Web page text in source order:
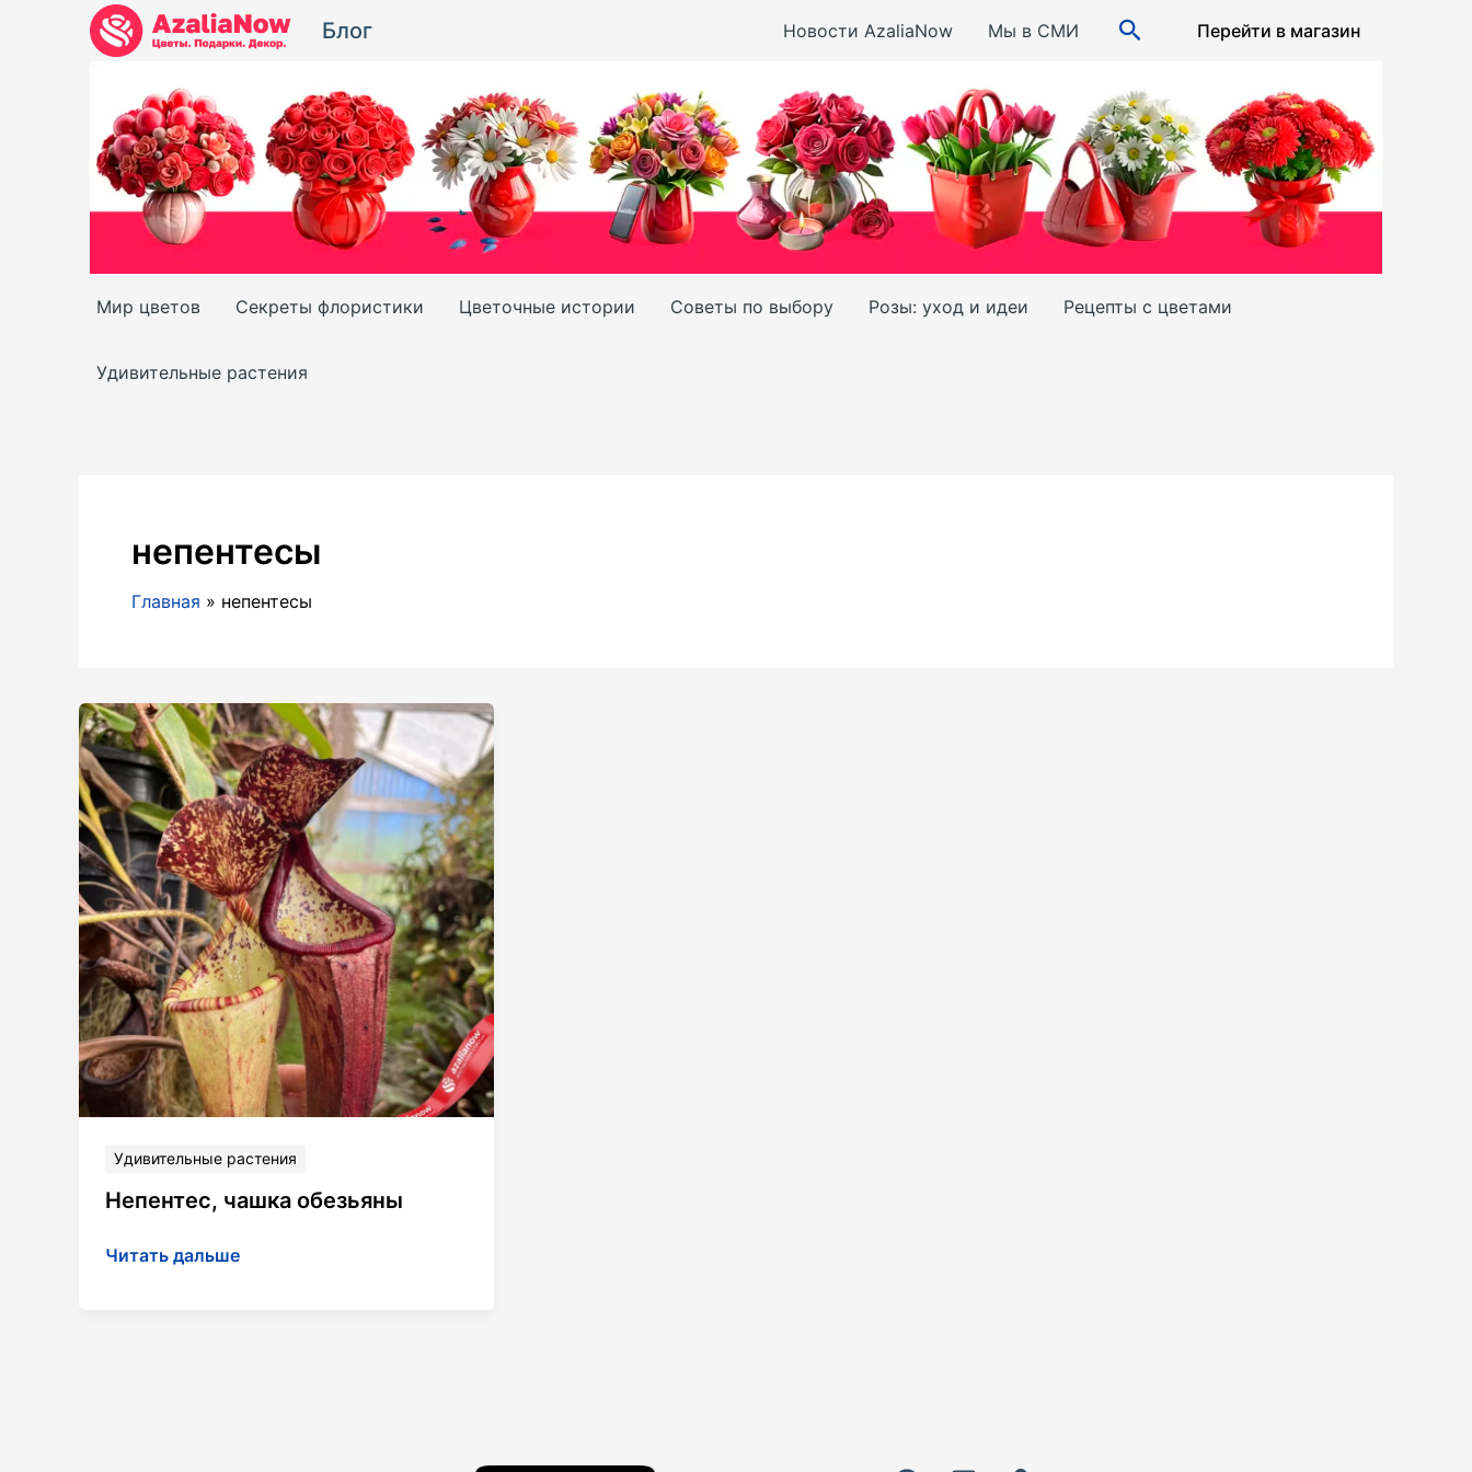
Блог Новости AzaliaNow Мы в СМИ Поиск Перейти в магазин
Мир цветов Секреты флористики Цветочные истории Советы по выбору Розы: уход и идеи Рецепты с цветами
Удивительные растения
непентесы
Главная непентесы
Удивительные растения
Непентес, чашка обезьяны
Непентес,
Читать дальше